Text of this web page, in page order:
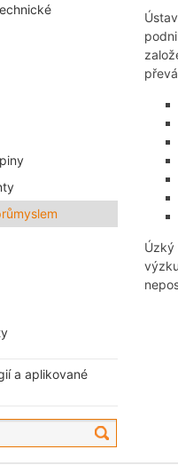
a aplikované
Úzký